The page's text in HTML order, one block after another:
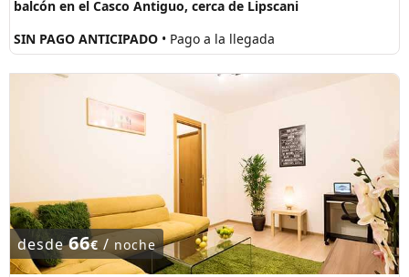
balcón en el Casco Antiguo, cerca de Lipscani
SIN PAGO ANTICIPADO • Pago a la llegada
desde66€ / noche